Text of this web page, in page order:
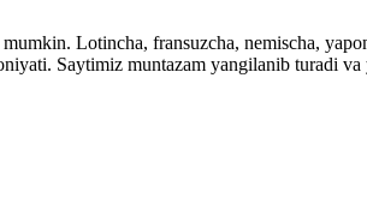
Lotincha, fransuzcha, nemischa,
Saytimiz muntazam yangilanib turadi